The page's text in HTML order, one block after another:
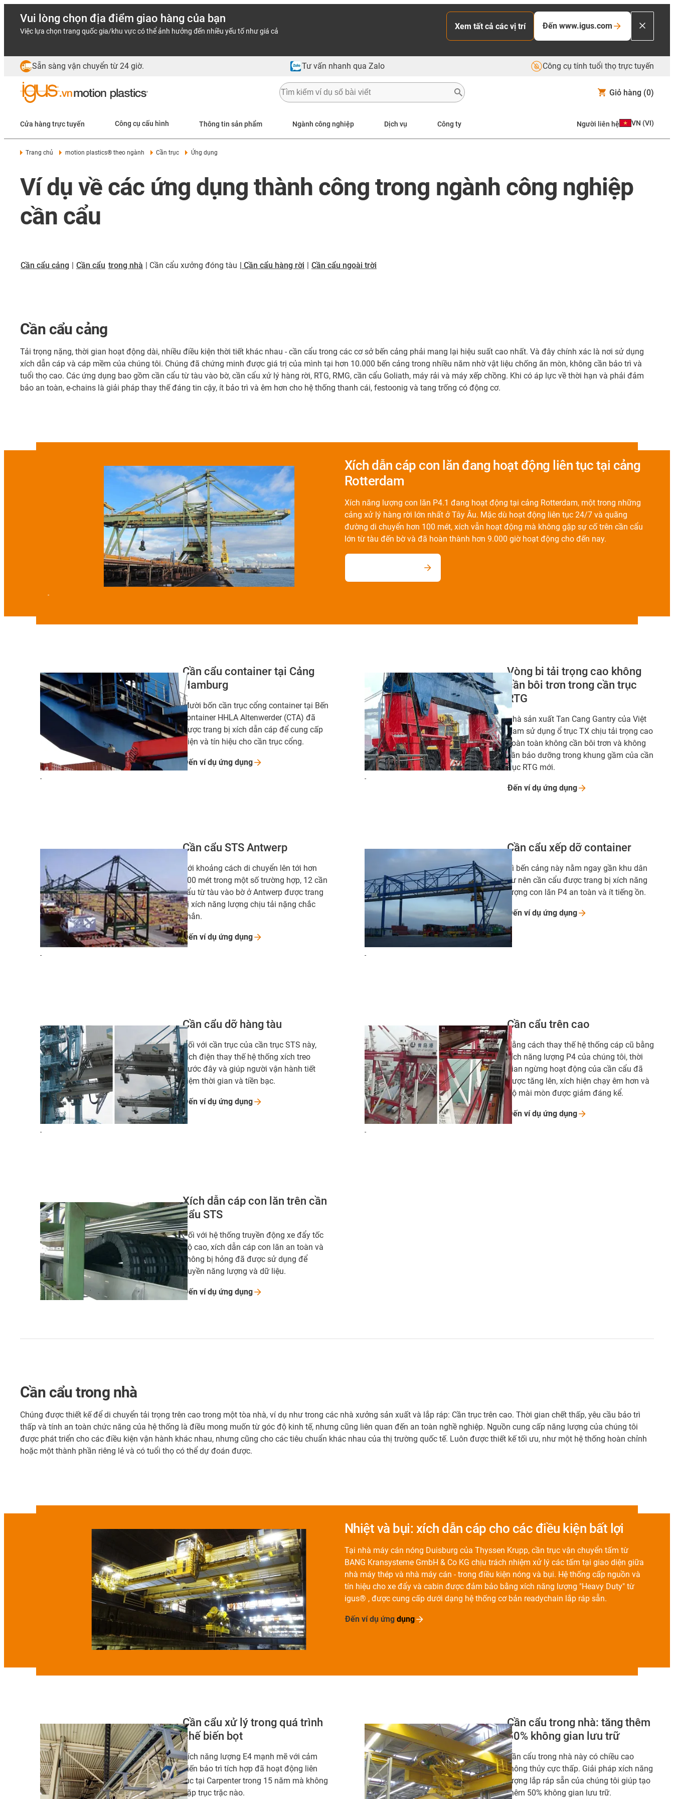
Vui lòng chọn địa điểm giao hàng của bạn
Việc lựa chọn trang quốc gia/khu vực có thể ảnh hưởng đến nhiều yếu tố như giá cả
Xem tất cả các vị trí Đến www.igus.com
Sẵn sàng vận chuyển từ 24 giờ. Tư vấn nhanh qua Zalo Công cụ tính tuổi thọ trực tuyến
Giỏ hàng (0)
Cửa hàng trực tuyến Công cụ cấu hình Thông tin sản phẩm Ngành công nghiệp Dịch vụ Công ty Người liên hệ VN (VI)
Trang chủ motion plastics® theo ngành Cần trục Ứng dụng
Ví dụ về các ứng dụng thành công trong ngành công nghiệp
cần cẩu
Cần cẩu cảng | Cần cẩu trong nhà | Cần cẩu xưởng đóng tàu | Cần cẩu hàng rời | Cần cẩu ngoài trời
Cần cẩu cảng
Tải trọng nặng, thời gian hoạt động dài, nhiều điều kiện thời tiết khác nhau - cần cẩu trong các cơ sở bến cảng phải mang lại hiệu suất cao nhất. Và đây chính xác là nơi sử dụng
xích dẫn cáp và cáp mềm của chúng tôi. Chúng đã chứng minh được giá trị của mình tại hơn 10.000 bến cảng trong nhiều năm nhờ vật liệu chống ăn mòn, không cần bảo trì và
tuổi thọ cao. Các ứng dụng bao gồm cần cẩu từ tàu vào bờ, cần cẩu xử lý hàng rời, RTG, RMG, cần cẩu Goliath, máy rải và máy xếp chồng. Khi có áp lực về thời hạn và phải đảm
bảo an toàn, e-chains là giải pháp thay thế đáng tin cậy, ít bảo trì và êm hơn cho hệ thống thanh cái, festoonig và tang trống có động cơ.
-
Xích dẫn cáp con lăn đang hoạt động liên tục tại cảng
Rotterdam
Xích năng lượng con lăn P4.1 đang hoạt động tại cảng Rotterdam, một trong những
cảng xử lý hàng rời lớn nhất ở Tây Âu. Mặc dù hoạt động liên tục 24/7 và quãng
đường di chuyển hơn 100 mét, xích vẫn hoạt động mà không gặp sự cố trên cần cẩu
lớn từ tàu đến bờ và đã hoàn thành hơn 9.000 giờ hoạt động cho đến nay.
-
Cần cẩu container tại Cảng
Hamburg
Mười bốn cần trục cổng container tại Bến
container HHLA Altenwerder (CTA) đã
được trang bị xích dẫn cáp để cung cấp
điện và tín hiệu cho cần trục cổng.
Đến ví dụ ứng dụng
-
Vòng bi tải trọng cao không
cần bôi trơn trong cần trục
RTG
Nhà sản xuất Tan Cang Gantry của Việt
Nam sử dụng ổ trục TX chịu tải trọng cao
hoàn toàn không cần bôi trơn và không
cần bảo dưỡng trong khung gầm của cần
trục RTG mới.
Đến ví dụ ứng dụng
-
Cần cẩu STS Antwerp
Với khoảng cách di chuyển lên tới hơn
400 mét trong một số trường hợp, 12 cần
cẩu từ tàu vào bờ ở Antwerp được trang
bị xích năng lượng chịu tải nặng chắc
chắn.
Đến ví dụ ứng dụng
-
Cần cẩu xếp dỡ container
Vì bến cảng này nằm ngay gần khu dân
cư nên cần cẩu được trang bị xích năng
lượng con lăn P4 an toàn và ít tiếng ồn.
Đến ví dụ ứng dụng
-
Cần cẩu dỡ hàng tàu
Đối với cần trục của cần trục STS này,
xích điện thay thế hệ thống xích treo
trước đây và giúp người vận hành tiết
kiệm thời gian và tiền bạc.
Đến ví dụ ứng dụng
-
Cần cẩu trên cao
Bằng cách thay thế hệ thống cáp cũ bằng
xích năng lượng P4 của chúng tôi, thời
gian ngừng hoạt động của cần cẩu đã
được tăng lên, xích hiện chạy êm hơn và
độ mài mòn được giảm đáng kể.
Đến ví dụ ứng dụng
Xích dẫn cáp con lăn trên cần
cẩu STS
Đối với hệ thống truyền động xe đẩy tốc
độ cao, xích dẫn cáp con lăn an toàn và
không bị hỏng đã được sử dụng để
truyền năng lượng và dữ liệu.
Đến ví dụ ứng dụng
Cần cẩu trong nhà
Chúng được thiết kế để di chuyển tải trọng trên cao trong một tòa nhà, ví dụ như trong các nhà xưởng sản xuất và lắp ráp: Cần trục trên cao. Thời gian chết thấp, yêu cầu bảo trì
thấp và tính an toàn chức năng của hệ thống là điều mong muốn từ góc độ kinh tế, nhưng cũng liên quan đến an toàn nghề nghiệp. Nguồn cung cấp năng lượng của chúng tôi
được phát triển cho các điều kiện vận hành khác nhau, nhưng cũng cho các tiêu chuẩn khác nhau của thị trường quốc tế. Luôn được thiết kế tối ưu, như một hệ thống hoàn chỉnh
hoặc một thành phần riêng lẻ và có tuổi thọ có thể dự đoán được.
Nhiệt và bụi: xích dẫn cáp cho các điều kiện bất lợi
Tại nhà máy cán nóng Duisburg của Thyssen Krupp, cần trục vận chuyển tấm từ
BANG Kransysteme GmbH & Co KG chịu trách nhiệm xử lý các tấm tại giao diện giữa
nhà máy thép và nhà máy cán - trong điều kiện nóng và bụi. Hệ thống cấp nguồn và
tín hiệu cho xe đẩy và cabin được đảm bảo bằng xích năng lượng "Heavy Duty" từ
igus® , được cung cấp dưới dạng hệ thống cơ bản readychain lắp ráp sẵn.
Đến ví dụ ứng dụng
Cần cẩu xử lý trong quá trình
chế biến bọt
Xích năng lượng E4 mạnh mẽ với cảm
biến bảo trì tích hợp đã hoạt động liên
tục tại Carpenter trong 15 năm mà không
gặp trục trặc nào.
Cần cẩu trong nhà: tăng thêm
50% không gian lưu trữ
Cần cẩu trong nhà này có chiều cao
thông thủy cực thấp. Giải pháp xích năng
lượng lắp ráp sẵn của chúng tôi giúp tạo
thêm 50% không gian lưu trữ.